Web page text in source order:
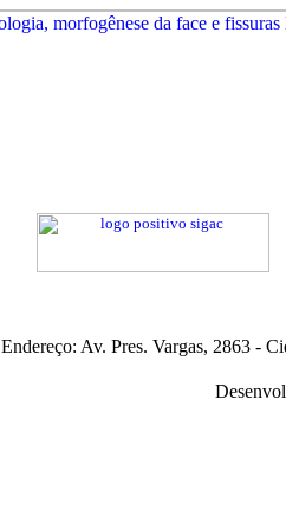
Endereço: Av. Pres. Vargas, 2863 -